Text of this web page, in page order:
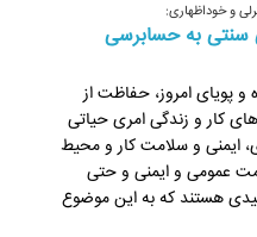
و خوداظهاری:
سنتی به حسابرسی
و پویای امروز، حفاظت از
کار و زندگی امری حیاتی
ایمنی و سلامت کار و محیط
عمومی و ایمنی و حتی
هستند که به این موضوع